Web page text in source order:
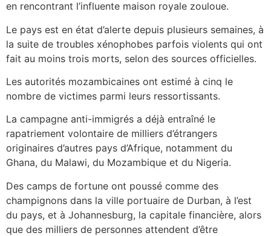
en rencontrant l’influente maison royale zouloue.
Le pays est en état d’alerte depuis plusieurs semaines, à
la suite de troubles xénophobes parfois violents qui ont
fait au moins trois morts, selon des sources officielles.
Les autorités mozambicaines ont estimé à cinq le
nombre de victimes parmi leurs ressortissants.
La campagne anti-immigrés a déjà entraîné le
rapatriement volontaire de milliers d’étrangers
originaires d’autres pays d’Afrique, notamment du
Ghana, du Malawi, du Mozambique et du Nigeria.
Des camps de fortune ont poussé comme des
champignons dans la ville portuaire de Durban, à l’est
du pays, et à Johannesburg, la capitale financière, alors
que des milliers de personnes attendent d’être